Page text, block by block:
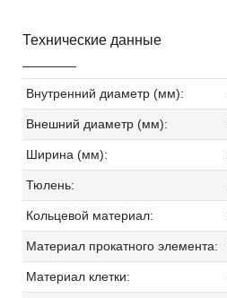
Технические данные
Внутренний диаметр (мм):
Внешний диаметр (мм):
Ширина (мм):
Тюлень:
Кольцевой материал:
Материал прокатного элемента:
Материал клетки: